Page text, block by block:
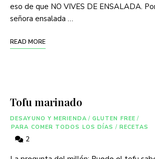
eso de que NO VIVES DE ENSALADA.
señora ensalada …
READ MORE
Tofu marinado
DESAYUNO Y MERIENDA / GLUTEN FREE /
PARA COMER TODOS LOS DÍAS / RECETAS
2